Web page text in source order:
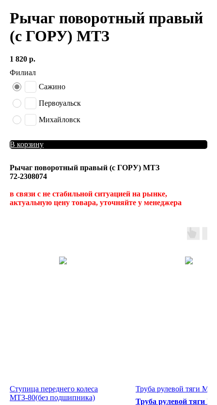
Рычаг поворотный правый
(с ГОРУ) МТЗ
1 820 р.
Филиал
Сажино
Первоуальск
Михайловск
В корзину
Рычаг поворотный правый (с ГОРУ) МТЗ
72-2308074
в связи с не стабильной ситуацией на рынке,
актуальную цену товара, уточняйте у менеджера
Ступица переднего колеса
МТЗ-80(без подшипника)
Труба рулевой тяги
Труба рулевой тяги